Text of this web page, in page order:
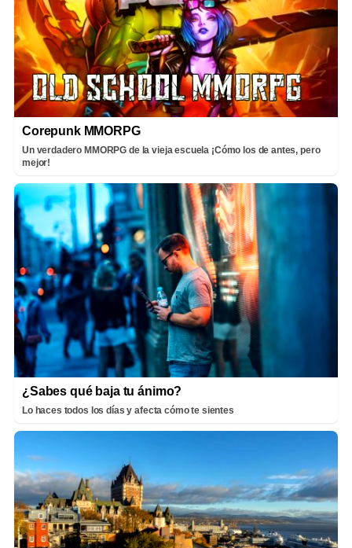
Corepunk MMORPG
Un verdadero MMORPG de la vieja escuela ¡Cómo los de antes, pero
mejor!
¿Sabes qué baja tu ánimo?
Lo haces todos los días y afecta cómo te sientes